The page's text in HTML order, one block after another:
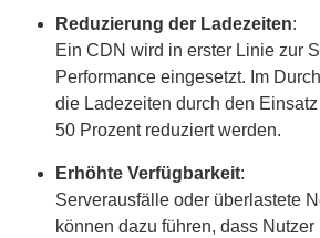
Reduzierung der Ladezeiten:
Ein CDN wird in erster Linie zur
Performance eingesetzt. Im
die Ladezeiten durch den
50 Prozent reduziert werden.
Erhöhte Verfügbarkeit:
Serverausfälle oder überlastete
können dazu führen, dass Nutzer